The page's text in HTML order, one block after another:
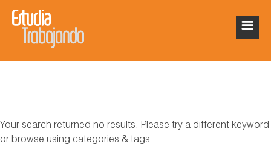
Your search returned no results. Please try a different keyword
or browse using categories & tags